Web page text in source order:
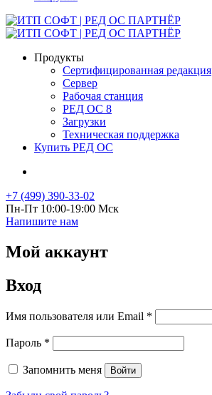
Продукты
Сертифициро­ванная редакция
Сервер
Рабочая станция
РЕД ОС 8
Загрузки
Техническая поддержка
Купить РЕД ОС
+7 (499) 390-33-02
Пн-Пт 10:00-19:00 Мск
Напишите нам
Мой аккаунт
Вход
Имя пользователя или Email *
Пароль *
Запомнить меня Войти